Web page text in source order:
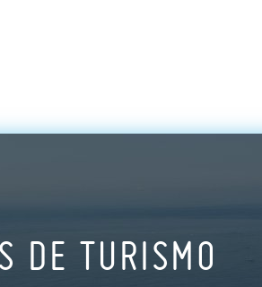
DE TURISMO